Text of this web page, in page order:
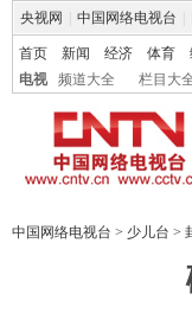
央视网 中国网络电视台
首页 新闻 经济 体育
电视
频道大全 栏目大
中国网络电视台 > 少儿台 >